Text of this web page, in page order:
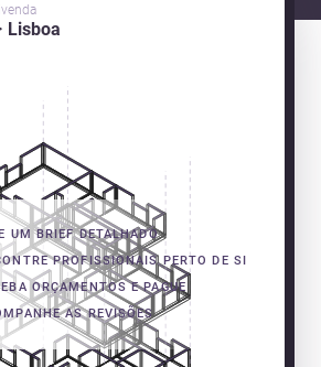
Lisboa
UM BRIEF DETALHADO
PROFISSIONAIS PERTO DE SI
ORÇAMENTOS E PAGUE
AS REVISÕES